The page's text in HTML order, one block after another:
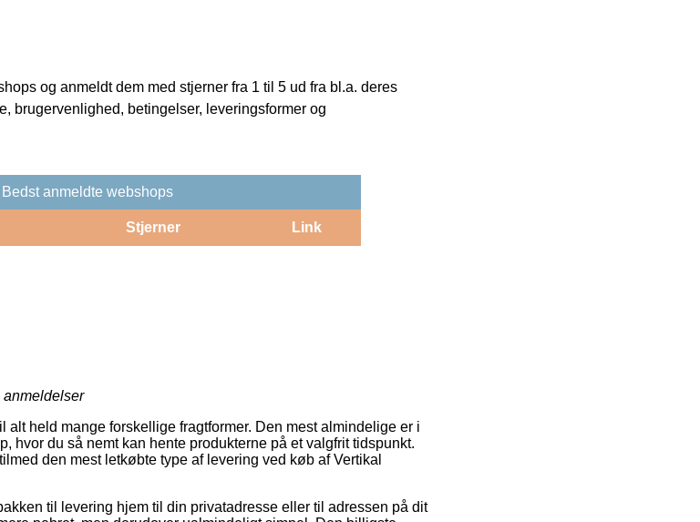
og anmeldt dem med stjerner fra 1 til 5 ud fra bl.a. deres
brugervenlighed, betingelser, leveringsformer og
Bedst anmeldte webshops
Stjerner Link
anmeldelser
held mange forskellige fragtformer. Den mest almindelige er i
hvor du så nemt kan hente produkterne på et valgfrit tidspunkt.
den mest letkøbte type af levering ved køb af Vertikal
til levering hjem til din privatadresse eller til adressen på dit